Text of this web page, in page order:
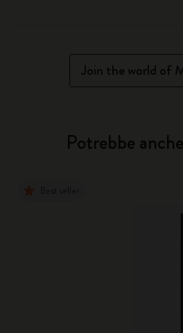
Join the world of
Potrebbe